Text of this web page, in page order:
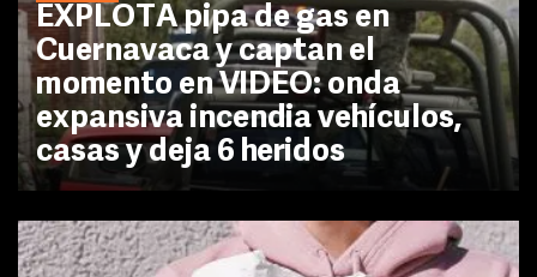
EXPLOTA pipa de gas en
Cuernavaca y captan el
momento en VIDEO: onda
expansiva incendia vehículos,
casas y deja 6 heridos